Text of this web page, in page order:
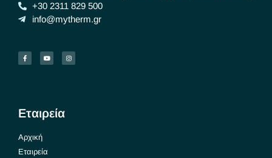
+30 2311 829 500
info@mytherm.gr
Εταιρεία
Αρχική
Εταιρεία